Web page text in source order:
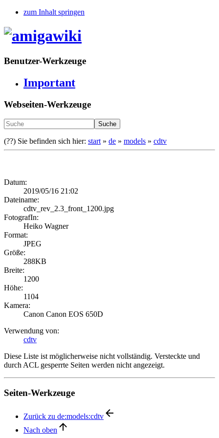
zum Inhalt springen
Benutzer-Werkzeuge
Important
Webseiten-Werkzeuge
Suche
(??) Sie befinden sich hier: start» de » models » cdtv
Datum:
2019/05/16 21:02
Dateiname:
cdtv_rev_2.3_front_1200.jpg
FotografIn:
Heiko Wagner
Format:
JPEG
Größe:
288KB
Breite:
1200
Höhe:
1104
Kamera:
Canon Canon EOS 650D
Verwendung von:
cdtv
Diese Liste ist möglicherweise nicht vollständig. Versteckte und
durch ACL gesperrte Seiten werden nicht angezeigt.
Seiten-Werkzeuge
Zurück zu de:models:cdtv
Nach oben